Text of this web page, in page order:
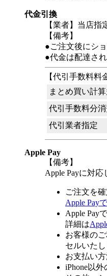
代金引換
【業者】当店指
【備考】
●ご注文後にシ
●代金は配達さ
【代引手数料料
まとめ買い計算
代引手数料分
代引業者指定
Apple Pay
【備考】
Apple Payに対応
ご注文を
Apple Pay
Apple Pay
詳細は
お客様の
セルいたし
お支払い
iPhone以